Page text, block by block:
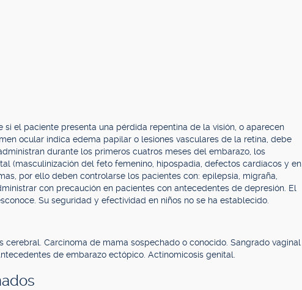
si el paciente presenta una pérdida repentina de la visión, o aparecen
ocular indica edema papilar o lesiones vasculares de la retina, debe
durante los primeros cuatros meses del embarazo, los
(masculinización del feto femenino, hipospadia, defectos cardíacos y en
por ello deben controlarse los pacientes con: epilepsia, migraña,
con precaución en pacientes con antecedentes de depresión. El
Su seguridad y efectividad en niños no se ha establecido.
Carcinoma de mama sospechado o conocido. Sangrado vaginal
de embarazo ectópico. Actinomicosis genital.